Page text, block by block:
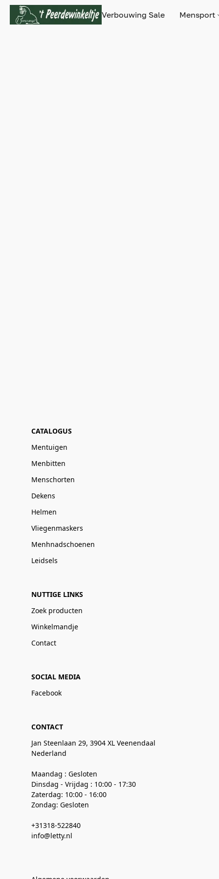
Verbouwing Sale Mensport
CATALOGUS
Mentuigen
Menbitten
Menschorten
Dekens
Helmen
Vliegenmaskers
Menhnadschoenen
Leidsels
NUTTIGE LINKS
Zoek producten
Winkelmandje
Contact
SOCIAL MEDIA
Facebook
CONTACT
Jan Steenlaan 29, 3904 XL Veenendaal
Nederland
Maandag : Gesloten
Dinsdag - Vrijdag : 10:00 - 17:30
Zaterdag: 10:00 - 16:00
Zondag: Gesloten
+31318-522840
info@letty.nl